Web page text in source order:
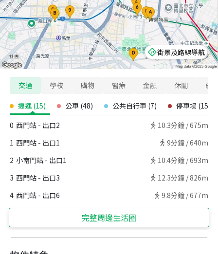
街景及路線導航
交通 學校 購物 醫療 金融 休閒 寵
捷運 (15) 公車 (48) 公共自行車 (7) 停車場 (15
0 西門站 - 出口2 10.3分鐘 /675m
1 西門站 - 出口1 9分鐘 /640m
2 小南門站 - 出口1 10.4分鐘 /693m
3 西門站 - 出口3 12.3分鐘 /826m
4 西門站 - 出口6 9.8分鐘 /677m
完整周邊生活圈